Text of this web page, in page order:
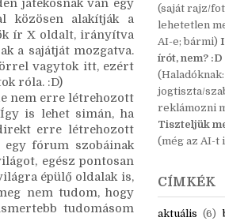
róla Nektek,
a szerepeket
játékosnak van egy
közösen alakítják a
ír X oldalt, irányítva
a sajátját mozgatva.
vagytok itt, ezért
róla. :D)
nem erre létrehozott
is lehet simán, ha
erre létrehozott
fórum szobáinak
egész pontosan
Kedves
Ha képpel
legalább egy
(saját rajz/
lehetetlen
AI-e; bármi)
írót, nem? :D
jogtiszta/
Tiszteljük